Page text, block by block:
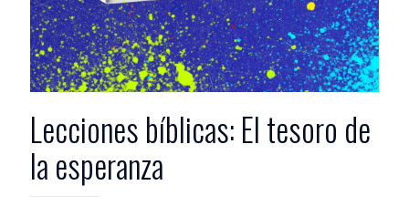
Lecciones bíblicas: El tesoro de
la esperanza